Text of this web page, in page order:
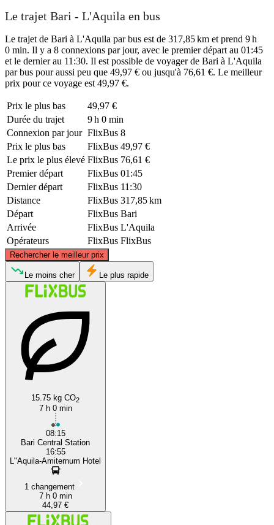
Le trajet Bari - L'Aquila en bus
Le trajet de Bari à L'Aquila par bus est de 317,85 km et prend 9 h
0 min. Il y a 8 connexions par jour, avec le premier départ au 01:45
et le dernier au 11:30. Il est possible de voyager de Bari à L'Aquila
par bus pour aussi peu que 49,97 € ou jusqu'à 76,61 €. Le meilleur
prix pour ce voyage est 49,97 €.
Prix ​​le plus bas
49,97 €
Durée du trajet
9 h 0 min
Connexion par jour FlixBus 8
Prix ​​le plus bas
FlixBus 49,97 €
Le prix le plus élevé FlixBus 76,61 €
Premier départ
FlixBus 01:45
Dernier départ
FlixBus 11:30
Distance
FlixBus 317,85 km
Départ
FlixBus Bari
Arrivée
FlixBus L'Aquila
Opérateurs
FlixBus FlixBus
Rechercher le meilleur prix
L’Aquila
©CARTO
Le moins cher Le plus rapide
15.75 kg CO2
7 h 0 min
08:15
Bari Central Station
16:55
L"Aquila-Amiternum Hotel
1 changement
7 h 0 min
44,97 €